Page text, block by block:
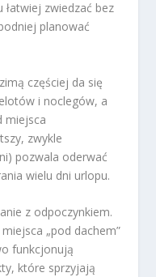
łatwiej zwiedzać bez
planować
częściej da się
i noclegów, a
miejsca
zwykle
pozwala oderwać
wielu dni urlopu.
z odpoczynkiem.
„pod dachem”
funkcjonują
które sprzyjają